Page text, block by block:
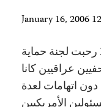
January 16, 2006
نيويورك في 16 يناير 2006 رحبت لجنة حماية
عراقيين كانا
اتهامات لعدة
الأمريكيين